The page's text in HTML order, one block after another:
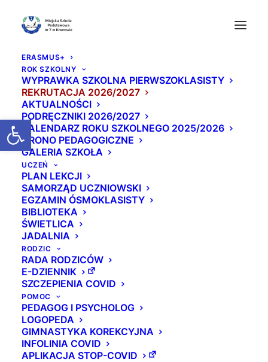
Otwórz pasek narzędzi
ERASMUS+
ROK SZKOLNY
WYPRAWKA SZKOLNA PIERWSZOKLASISTY
REKRUTACJA 2026/2027
AKTUALNOŚCI
PODRĘCZNIKI 2026/2027
KALENDARZ ROKU SZKOLNEGO 2025/2026
GRONO PEDAGOGICZNE
GALERIA SZKOŁA
UCZEŃ
PLAN LEKCJI
SAMORZĄD UCZNIOWSKI
EGZAMIN ÓSMOKLASISTY
BIBLIOTEKA
ŚWIETLICA
JADALNIA
RODZIC
RADA RODZICÓW
E-DZIENNIK
SZCZEPIENIA COVID
POMOC
PEDAGOG I PSYCHOLOG
LOGOPEDA
GIMNASTYKA KOREKCYJNA
INFOLINIA COVID
APLIKACJA STOP-COVID
Wycieczka do Muzeu
m Chleba
9 CZERWCA 2026